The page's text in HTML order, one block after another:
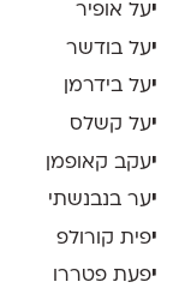
יעל אופיר
יעל בודשר
יעל בידרמן
יעל קשלס
יעקב קאופמן
יער בנבנשתי
יפית קורולפ
יפעת פטררו